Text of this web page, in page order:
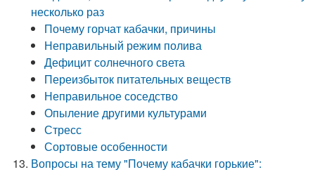
несколько раз
Почему горчат кабачки, причины
Неправильный режим полива
Дефицит солнечного света
Переизбыток питательных веществ
Неправильное соседство
Опыление другими культурами
Стресс
Сортовые особенности
Вопросы на тему "Почему кабачки горькие":